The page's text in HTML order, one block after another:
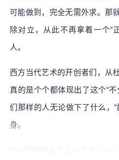
可能做到，完全无需外求。那
除对立，从此不再拿着一个“
人。
西方当代艺术的开创者们，从
真的是个个都体现出了这个“
们那样的人无论做下了什么，
身。